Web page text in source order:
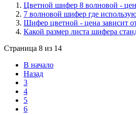
Цветной шифер 8 волновой -
7 волновой шифер где
Шифер цветной - цена зависит
Какой размер листа шифера
Страница 8 из 14
В начало
Назад
3
4
5
6